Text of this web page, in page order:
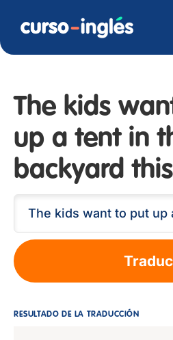
The kids
up a tent in
backyard
RESULTADO DE LA TRADUCCIÓN